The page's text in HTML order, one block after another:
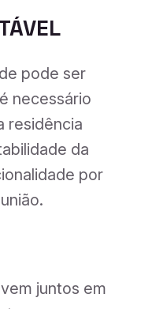
pode ser
necessário
residência
da
por
juntos em